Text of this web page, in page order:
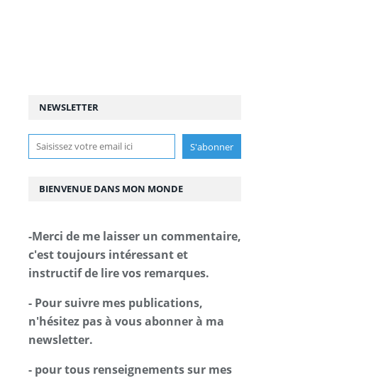
NEWSLETTER
BIENVENUE DANS MON MONDE
-Merci de me laisser un commentaire,
c'est toujours intéressant et
instructif de lire vos remarques.
- Pour suivre mes publications,
n'hésitez pas à vous abonner à ma
newsletter.
- pour tous renseignements sur mes